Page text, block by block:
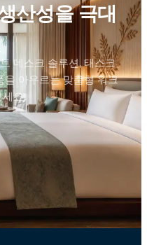
산성을 극대
데스크 솔루션, 태스크
을 아우르는 맞춤형 워크
요.